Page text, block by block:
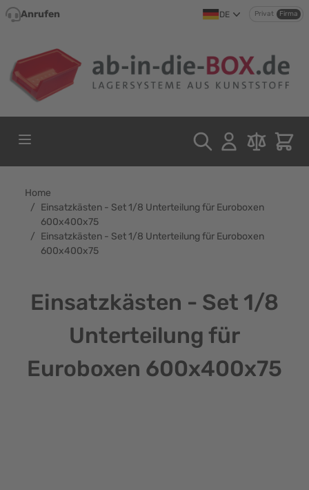
Direkt zum Inhalt
Anrufen DE Privat Firma
Home
/ Einsatzkästen - Set 1/8 Unterteilung für Euroboxen
600x400x75
/ Einsatzkästen - Set 1/8 Unterteilung für Euroboxen
600x400x75
Einsatzkästen - Set 1/8
Unterteilung für
Euroboxen 600x400x75